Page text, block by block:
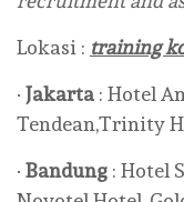
Lokasi : training
· Jakarta : Hotel
Tendean,Trinity
· Bandung : Hotel